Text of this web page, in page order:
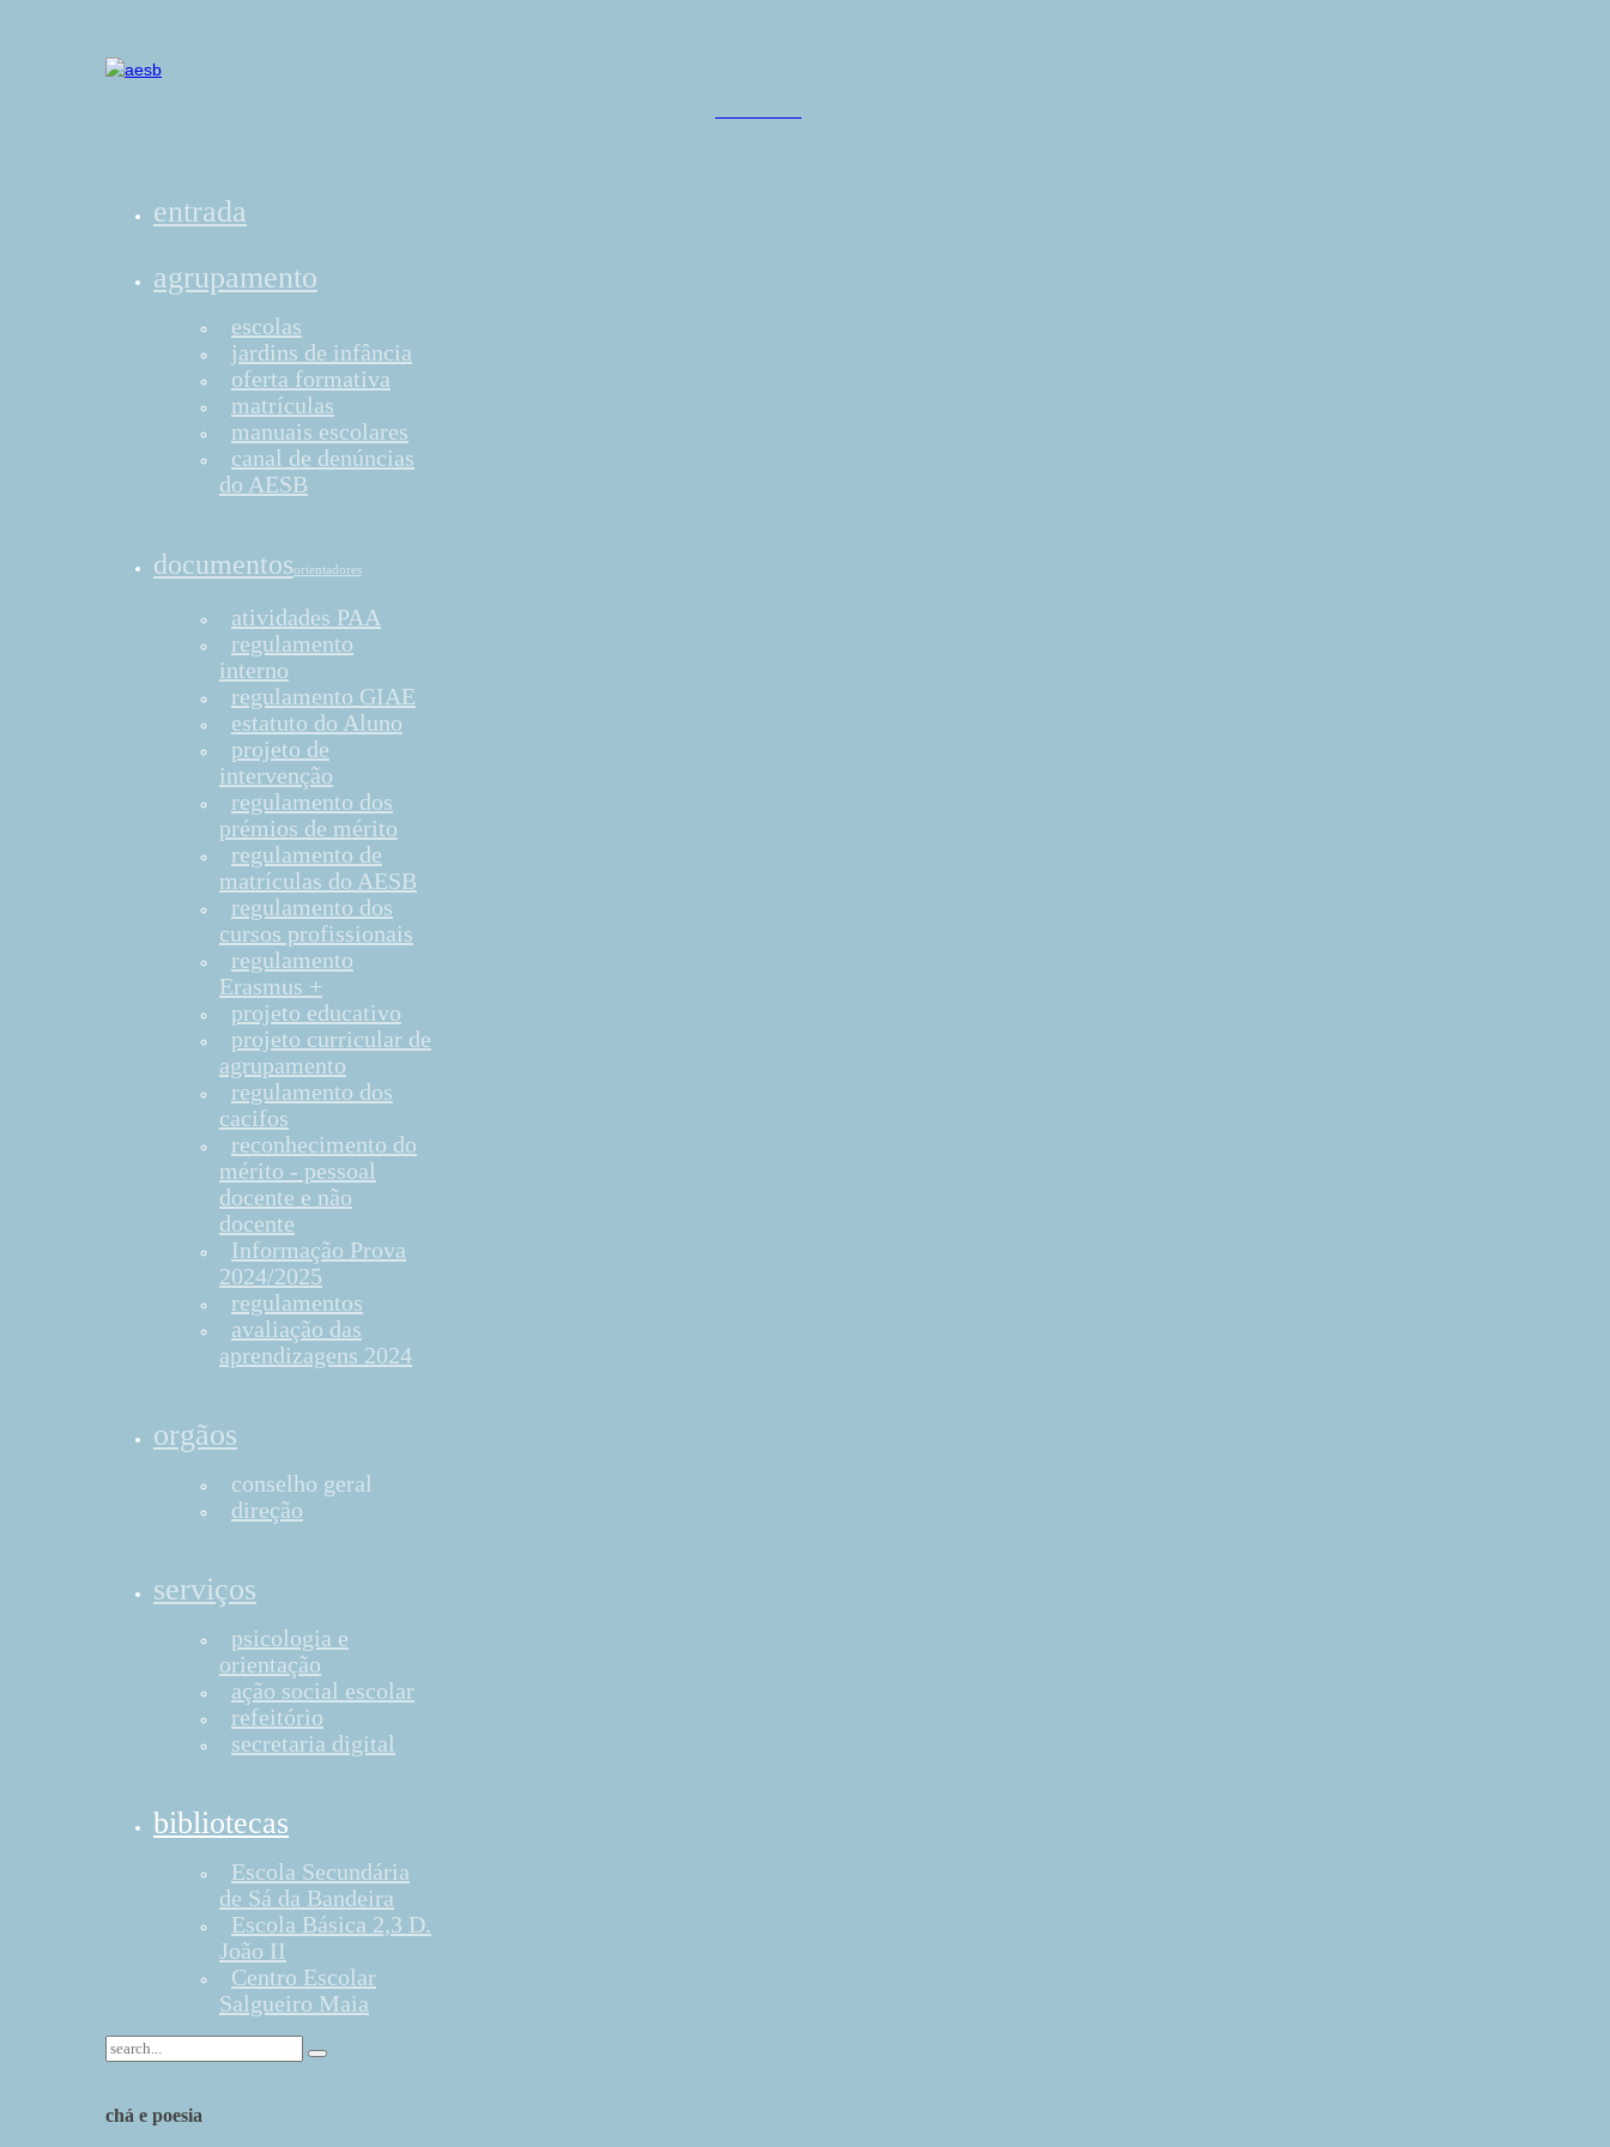
entrada
agrupamento
escolas
jardins de infância
oferta formativa
matrículas
manuais escolares
canal de denúncias
do AESB
documentosorientadores
atividades PAA
regulamento
interno
regulamento GIAE
estatuto do Aluno
projeto de
intervenção
regulamento dos
prémios de mérito
regulamento de
matrículas do AESB
regulamento dos
cursos profissionais
regulamento
Erasmus +
projeto educativo
projeto curricular de
agrupamento
regulamento dos
cacifos
reconhecimento do
mérito - pessoal
docente e não
docente
Informação Prova
2024/2025
regulamentos
avaliação das
aprendizagens 2024
orgãos
conselho geral
direção
serviços
psicologia e
orientação
ação social escolar
refeitório
secretaria digital
bibliotecas
Escola Secundária
de Sá da Bandeira
Escola Básica 2,3 D.
João II
Centro Escolar
Salgueiro Maia
chá e poesia